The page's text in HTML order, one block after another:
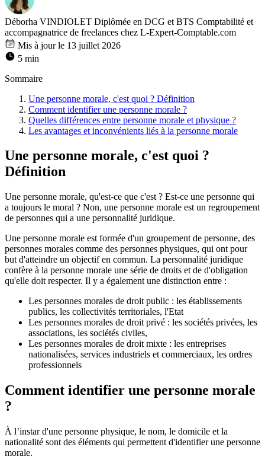
Déborha VINDIOLET Diplômée en DCG et BTS Comptabilité et
accompagnatrice de freelances chez L-Expert-Comptable.com
Mis à jour le 13 juillet 2026
5 min
Sommaire
Une personne morale, c'est quoi ? Définition
Comment identifier une personne morale ?
Quelles différences entre personne morale et physique ?
Les avantages et inconvénients liés à la personne morale
Une personne morale, c'est quoi ?
Définition
Une personne morale, qu'est-ce que c'est ? Est-ce une personne qui
a toujours le moral ? Non, une personne morale est un regroupement
de personnes qui a une personnalité juridique.
Une personne morale est formée d'un groupement de personne, des
personnes morales comme des personnes physiques, qui ont pour
but d'atteindre un objectif en commun. La personnalité juridique
confère à la personne morale une série de droits et de d'obligation
qu'elle doit respecter. Il y a également une distinction entre :
Les personnes morales de droit public : les établissements
publics, les collectivités territoriales, l'Etat
Les personnes morales de droit privé : les sociétés privées, les
associations, les sociétés civiles,
Les personnes morales de droit mixte : les entreprises
nationalisées, services industriels et commerciaux, les ordres
professionnels
Comment identifier une personne morale
?
À l’instar d'une personne physique, le nom, le domicile et la
nationalité sont des éléments qui permettent d'identifier une personne
morale.